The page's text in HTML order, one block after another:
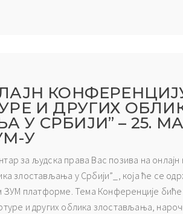
И ДРУГИХ
СРБИЈИ” – 25.
У
за људска права Вас позива на
злостављања у Србији”_, која ће се
ЗУМ платформе. Тема Конференције
и других облика злостављања,